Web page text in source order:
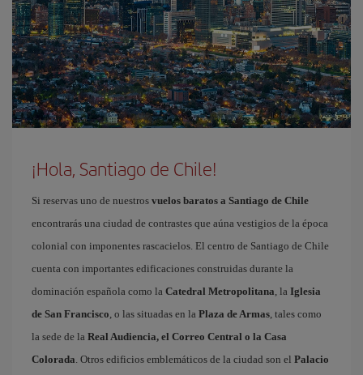
¡Hola, Santiago de Chile!
Si reservas uno de nuestros vuelos baratos a Santiago de Chile
encontrarás una ciudad de contrastes que aúna vestigios de la época
colonial con imponentes rascacielos. El centro de Santiago de Chile
cuenta con importantes edificaciones construidas durante la
dominación española como la Catedral Metropolitana, la Iglesia
de San Francisco, o las situadas en la Plaza de Armas, tales como
la sede de la Real Audiencia, el Correo Central o la Casa
Colorada. Otros edificios emblemáticos de la ciudad son el Palacio